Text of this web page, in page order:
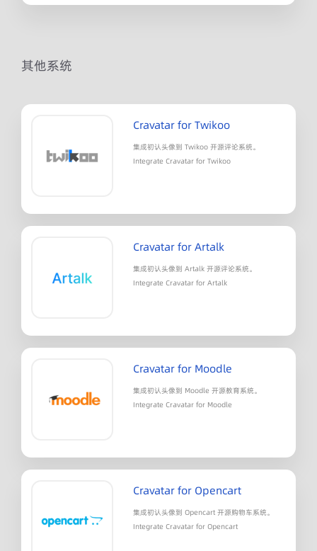
其他系统
Cravatar for Twikoo
集成初认头像到 Twikoo 开源评论系统。
Integrate Cravatar for Twikoo
Cravatar for Artalk
集成初认头像到 Artalk 开源评论系统。
Integrate Cravatar for Artalk
Cravatar for Moodle
集成初认头像到 Moodle 开源教育系统。
Integrate Cravatar for Moodle
Cravatar for Opencart
集成初认头像到 Opencart 开源购物车系统。
Integrate Cravatar for Opencart